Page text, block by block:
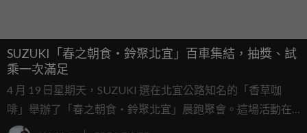
SUZUKI「春之朝食・鈴聚北宜」百車集結，抽獎、試
乘一次滿足
4 月 19 日星期天，SUZUKI 選在北宜公路知名的「香草咖
啡」舉辦了「春之朝食・鈴聚北宜」晨跑聚會。這場活動在
開放報名短短不久就迅速秒殺，當天現場更是集結了超過百